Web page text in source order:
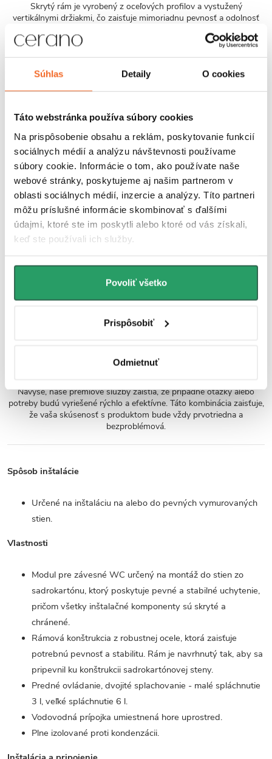
Súhlas Detaily O cookies
Táto webstránka používa súbory cookies
Na prispôsobenie obsahu a reklám, poskytovanie funkcií
sociálnych médií a analýzu návštevnosti používame
súbory cookie. Informácie o tom, ako používate naše
webové stránky, poskytujeme aj našim partnerom v
oblasti sociálnych médií, inzercie a analýzy. Títo partneri
môžu príslušné informácie skombinovať s ďalšími
údajmi, ktoré ste im poskytli alebo ktoré od vás získali,
keď ste používali ich služby.
Povoliť všetko
Prispôsobiť
Odmietnuť
Skrytý rám je vyrobený z oceľových profilov a vystužený
vertikálnymi držiakmi, čo zaisťuje mimoriadnu pevnosť a odolnosť
voči vysokému zaťaženiu. Tým je zaručená dlhodobá bezpečnosť a
Jednoduchá montáž
Závesné WC misy Cerano sa ľahko montujú a vďaka štandardnej
značiek ako Geberit, Grohe, Alcadrain, Jika, Tece ai.
Povrchová odolnosť
Glazúra sanitárnej keramiky kombinuje hladkosť, minimálnu
pórovitosť, vysokú tvrdosť a chemickú odolnosť. Na povrchu je
minimalizované usadzovanie baktérií a nečistôt, ľahko sa čistí, nízka
nasiakavosť zabraňuje prenikaniu vlhkosti a škvŕn. Glazúra zostáva
stále farebná a bez škvŕn aj po používaní agresívnych čističov,
termická kompatibilita bráni prasklinám.
UV odolnosť
Odolnosť voči UV žiareniu je zaistená použitím UV stabilizátorov,
obmedzujú degradáciu materiálu a zmeny farebnosti pri dlhodobom
vystavení UV žiareniu.
K tomuto produktu poskytujeme sedemročnú záruku, čo znamená,
Navyše, naše prémiové služby zaistia, že prípadné otázky alebo
potreby budú vyriešené rýchlo a efektívne. Táto kombinácia zaisťuje,
že vaša skúsenosť s produktom bude vždy prvotriedna a
bezproblémová.
Spôsob inštalácie
Určené na inštaláciu na alebo do pevných vymurovaných
stien.
Vlastnosti
Modul pre závesné WC určený na montáž do stien zo
sadrokartónu, ktorý poskytuje pevné a stabilné uchytenie,
pričom všetky inštalačné komponenty sú skryté a
chránené.
Rámová konštrukcia z robustnej ocele, ktorá zaisťuje
potrebnú pevnosť a stabilitu. Rám je navrhnutý tak, aby sa
pripevnil ku konštrukcii sadrokartónovej steny.
Predné ovládanie, dvojité splachovanie - malé spláchnutie
3 l, veľké spláchnutie 6 l.
Vodovodná prípojka umiestnená hore uprostred.
Plne izolované proti kondenzácii.